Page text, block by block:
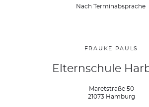
Nach Terminabsprache
FRAUKE PAULS
Elternschule
Maretstraße 50
21073 Hamburg